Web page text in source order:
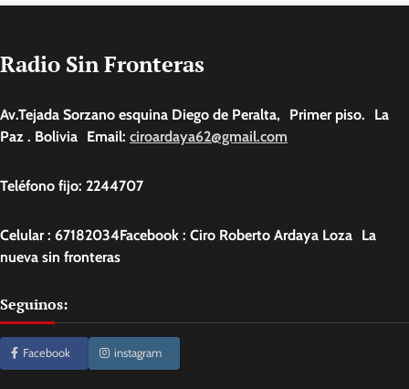
Radio Sin Fronteras
Av.Tejada Sorzano esquina Diego de Peralta, Primer piso. La
Paz . Bolivia Email: ciroardaya62@gmail.com
Teléfono fijo: 2244707
Celular : 67182034Facebook : Ciro Roberto Ardaya Loza La
nueva sin fronteras
Seguinos:
Facebook instagram